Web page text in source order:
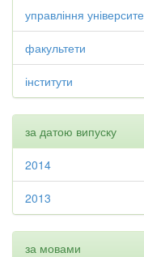
управління
факультети
інститути
за датою випуску
2014
2013
за мовами